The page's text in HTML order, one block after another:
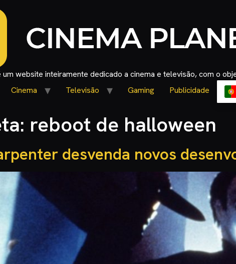
um website inteiramente dedicado a cinema e televisão, com o
Cinema Televisão Gaming Publicidade
reboot de halloween
desvenda novos